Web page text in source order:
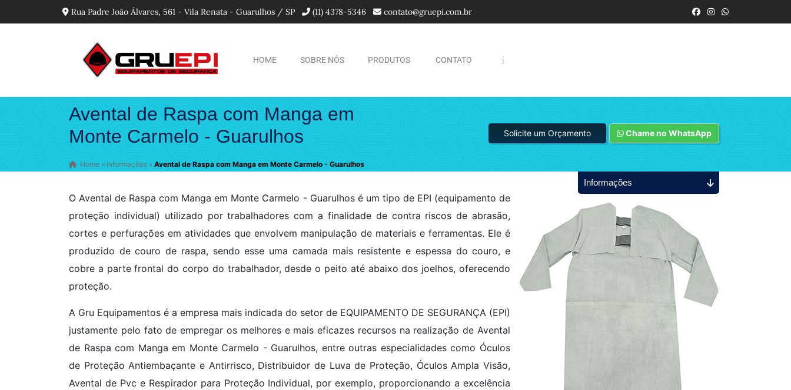
Rua Padre João Álvares, 561 - Vila Renata - Guarulhos / SP (11) 4378-5346 contato@gruepi.com.br
HOME SOBRE NÓS PRODUTOS CONTATO
Avental de Raspa com Manga em
Monte Carmelo - Guarulhos
Home » Informações » Avental de Raspa com Manga em Monte Carmelo - Guarulhos
Solicite um Orçamento Chame no WhatsApp
O Avental de Raspa com Manga em Monte Carmelo - Guarulhos é um tipo de EPI (equipamento de
proteção individual) utilizado por trabalhadores com a finalidade de contra riscos de abrasão,
cortes e perfurações em atividades que envolvem manipulação de materiais e ferramentas. Ele é
produzido de couro de raspa, sendo esse uma camada mais resistente e espessa do couro, e
cobre a parte frontal do corpo do trabalhador, desde o peito até abaixo dos joelhos, oferecendo
proteção.
A Gru Equipamentos é a empresa mais indicada do setor de EQUIPAMENTO DE SEGURANÇA (EPI)
justamente pelo fato de empregar os melhores e mais eficazes recursos na realização de Avental
de Raspa com Manga em Monte Carmelo - Guarulhos, entre outras especialidades como Óculos
de Proteção Antiembaçante e Antirrisco, Distribuidor de Luva de Proteção, Óculos Ampla Visão,
Avental de Pvc e Respirador para Proteção Individual, por exemplo, proporcionando a excelência
Informações